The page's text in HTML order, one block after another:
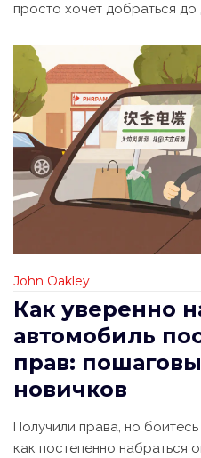
просто хочет добраться
John Oakley
Как уверенно
автомобиль
прав:
новичков
Получили права, но боитесь
как постепенно набраться